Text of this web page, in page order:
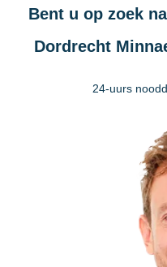
Bent u op zoek
Dordrecht
24-uurs